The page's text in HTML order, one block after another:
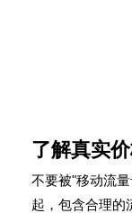
了解真实
不要被"移动流
起，包含合理的